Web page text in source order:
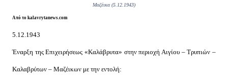
Μαζέικα (5.12.1943)
Από το kalavrytanews.com
5.12.1943
Έναρξη της Επιχειρήσεως «Καλάβρυτα» στην περιοχή Αιγίου – Τρυπιών –
Καλαβρύτων – Μαζέικων με την εντολή: